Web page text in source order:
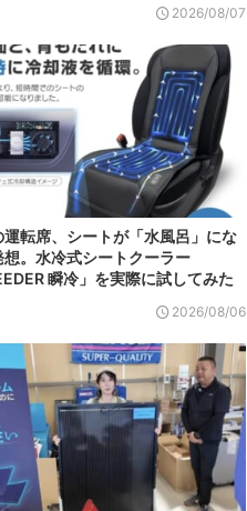
2026/08/07
運転席、シートが「水風呂」にな
想。水冷式シートクーラー
瞬冷」を実際に試してみた
2026/08/06